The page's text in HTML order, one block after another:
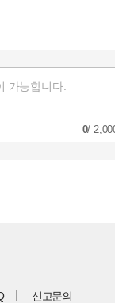
0/
신고문의